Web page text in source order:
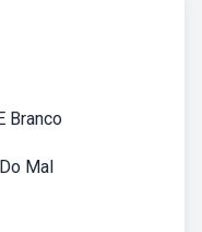
Branco
Mal